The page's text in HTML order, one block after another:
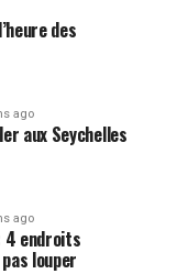
des
ago
aux Seychelles
ago
4 endroits
louper